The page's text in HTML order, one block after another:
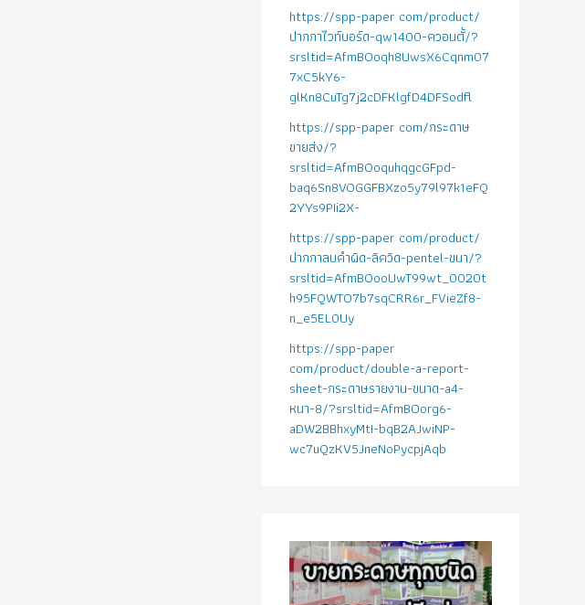
https://spp-paper com/product/
ปากกาไวท์บอร์ด-qw1400-ควอนตั้/?
srsltid=AfmBOoqh8UwsX6Cqnm07
7xC5kY6-
glKn8CuTg7j2cDFKlgfD4DFSodfl
https://spp-paper com/กระดาษ
ขายส่ง/?
srsltid=AfmBOoquhqgcGFpd-
baq6Sn8VOGGFBXzo5y79l97k1eFQ
2YYs9PIi2X-
https://spp-paper com/product/
ปากกาลบคำผิด-ลิควิด-pentel-ขนา/?
srsltid=AfmBOooUwT99wt_0020t
h95FQWTO7b7sqCRR6r_FVieZf8-
n_e5EL0Uy
https://spp-paper
com/product/double-a-report-
sheet-กระดาษรายงาน-ขนาด-a4-
หนา-8/?srsltid=AfmBOorg6-
aDW2BBhxyMtI-bqB2AJwiNP-
wc7uQzKV5JneNoPycpjAqb